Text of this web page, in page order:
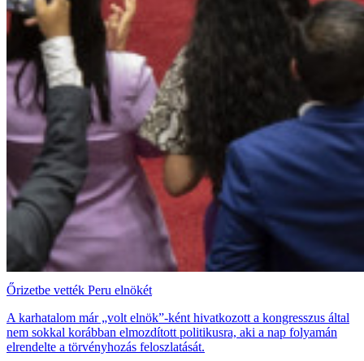
Őrizetbe vették Peru elnökét
A karhatalom már „volt elnök”-ként hivatkozott a kongresszus által
nem sokkal korábban elmozdított politikusra, aki a nap folyamán
elrendelte a törvényhozás feloszlatását.